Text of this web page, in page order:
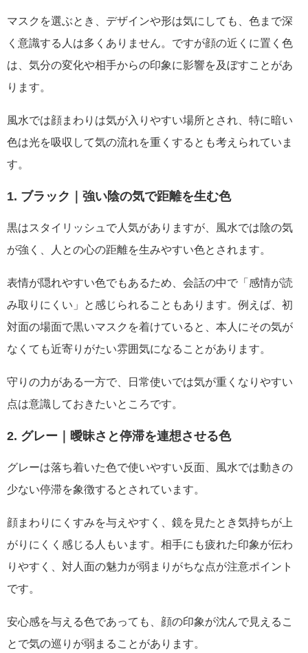
マスクを選ぶとき、デザインや形は気にしても、色まで深
く意識する人は多くありません。ですが顔の近くに置く色
は、気分の変化や相手からの印象に影響を及ぼすことがあ
ります。
風水では顔まわりは気が入りやすい場所とされ、特に暗い
色は光を吸収して気の流れを重くするとも考えられていま
す。
1. ブラック｜強い陰の気で距離を生む色
黒はスタイリッシュで人気がありますが、風水では陰の気
が強く、人との心の距離を生みやすい色とされます。
表情が隠れやすい色でもあるため、会話の中で「感情が読
み取りにくい」と感じられることもあります。例えば、初
対面の場面で黒いマスクを着けていると、本人にその気が
なくても近寄りがたい雰囲気になることがあります。
守りの力がある一方で、日常使いでは気が重くなりやすい
点は意識しておきたいところです。
2. グレー｜曖昧さと停滞を連想させる色
グレーは落ち着いた色で使いやすい反面、風水では動きの
少ない停滞を象徴するとされています。
顔まわりにくすみを与えやすく、鏡を見たとき気持ちが上
がりにくく感じる人もいます。相手にも疲れた印象が伝わ
りやすく、対人面の魅力が弱まりがちな点が注意ポイント
です。
安心感を与える色であっても、顔の印象が沈んで見えるこ
とで気の巡りが弱まることがあります。